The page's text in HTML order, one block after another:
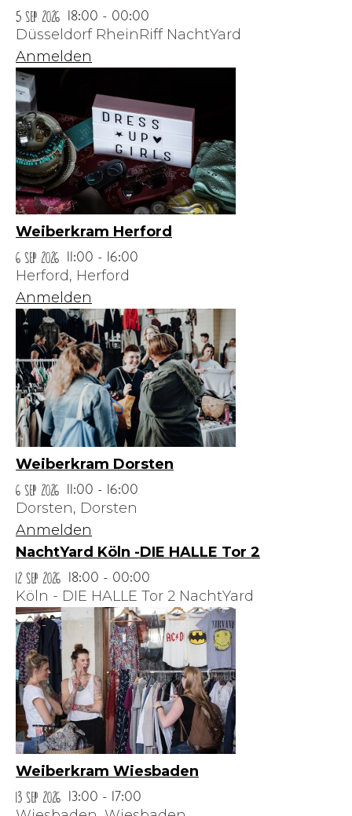
5 Sep 2026
18:00 - 00:00
Düsseldorf RheinRiff NachtYard
Anmelden
Weiberkram Herford
6 Sep 2026
11:00 - 16:00
Herford, Herford
Anmelden
Weiberkram Dorsten
6 Sep 2026
11:00 - 16:00
Dorsten, Dorsten
Anmelden
NachtYard Köln -DIE HALLE Tor 2
12 Sep 2026
18:00 - 00:00
Köln - DIE HALLE Tor 2 NachtYard
Weiberkram Wiesbaden
13 Sep 2026
13:00 - 17:00